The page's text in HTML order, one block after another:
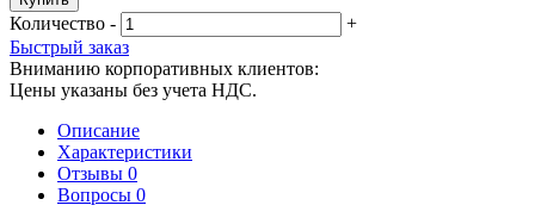
Количество -
+
Быстрый заказ
Вниманию корпоративных клиентов:
Цены указаны без учета НДС.
Описание
Характеристики
Отзывы 0
Вопросы 0